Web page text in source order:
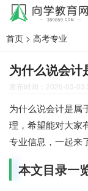
首页 > 高考专业
为什么说会计
发布时间：2026-03-03
为什么说会计是属
理，希望能对大家
专业信息，一起来
本文目录一